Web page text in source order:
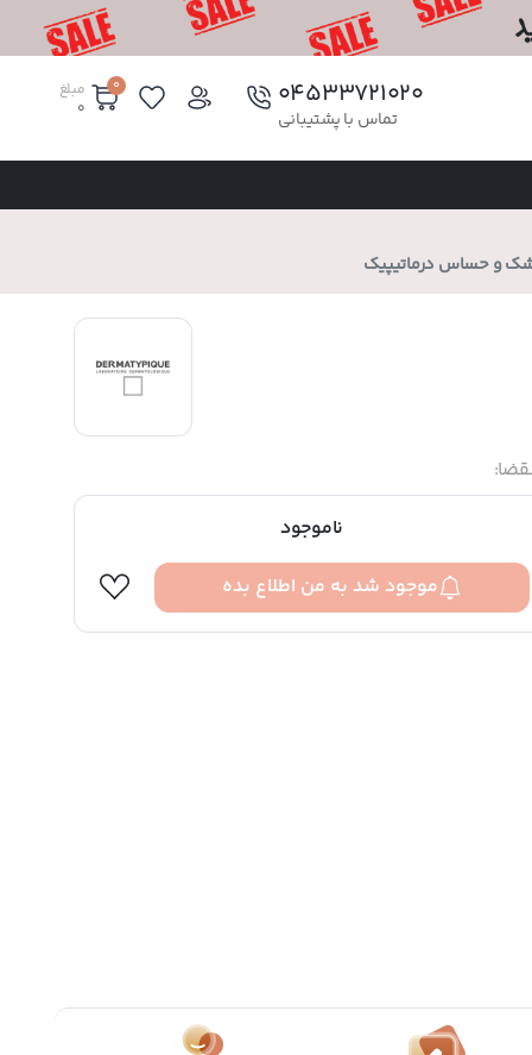
۰۴۵۳۳۷۲۱۰۲۰
تماس با پشتیبانی
مبلغ
0
0
و حساس درماتیپیک
ناموجود
موجود شد به من اطلاع بده